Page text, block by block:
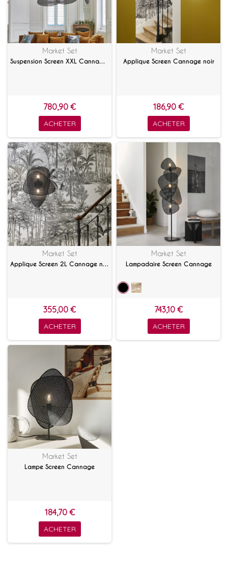
Market Set
Suspension Screen XXL Cannage noir
780,90 €
ACHETER
Market Set
Applique Screen Cannage noir
186,90 €
ACHETER
Market Set
Applique Screen 2L Cannage noir
355,00 €
ACHETER
Market Set
Lampadaire Screen Cannage
743,10 €
ACHETER
Market Set
Lampe Screen Cannage
184,70 €
ACHETER